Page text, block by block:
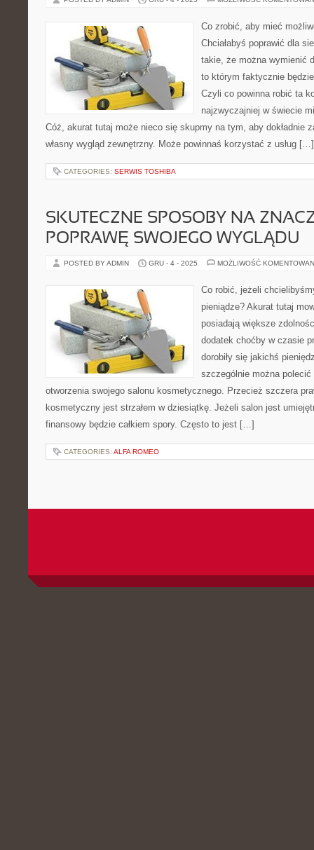
Co zrobić, aby mieć
Chciałabyś poprawić dla
takie, że można wymienić
to którym faktycznie
Czyli co powinna robić ta
najzwyczajniej w świecie
Cóż, akurat tutaj może nieco się skupmy na tym, aby dokładnie
własny wygląd zewnętrzny. Może powinnaś korzystać z usług […]
CATEGORIES: SERWIS TOSHIBA
SKUTECZNE SPOSOBY NA
POPRAWĘ SWOJEGO WYGLĄDU
POSTED BY ADMIN GRU - 4 - 2025 MOŻLIWOŚĆ
Co robić, jeżeli
pieniądze? Akurat tutaj
posiadają większe
dodatek choćby w czasie
dorobiły się jakichś
szczególnie można
otworzenia swojego salonu kosmetycznego. Przecież szczera
kosmetyczny jest strzałem w dziesiątkę. Jeżeli salon jest
finansowy będzie całkiem spory. Często to jest […]
CATEGORIES: ALFA ROMEO